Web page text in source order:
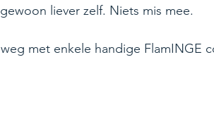
liever zelf. Niets mis mee.
met enkele handige FlamINGE